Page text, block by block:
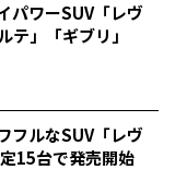
パワーSUV「レヴ
テ」「ギブリ」
フルなSUV「レヴ
15台で発売開始